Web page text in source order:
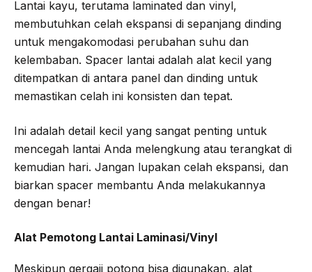
Lantai kayu, terutama laminated dan vinyl,
membutuhkan celah ekspansi di sepanjang dinding
untuk mengakomodasi perubahan suhu dan
kelembaban. Spacer lantai adalah alat kecil yang
ditempatkan di antara panel dan dinding untuk
memastikan celah ini konsisten dan tepat.
Ini adalah detail kecil yang sangat penting untuk
mencegah lantai Anda melengkung atau terangkat di
kemudian hari. Jangan lupakan celah ekspansi, dan
biarkan spacer membantu Anda melakukannya
dengan benar!
Alat Pemotong Lantai Laminasi/Vinyl
Meskipun gergaji potong bisa digunakan, alat